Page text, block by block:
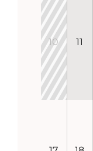
10 11